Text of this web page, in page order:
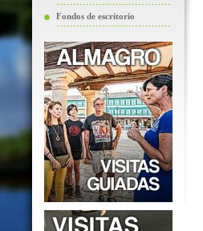
Fondos de escritorio